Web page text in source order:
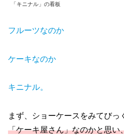
「キニナル」の看板
フルーツなのか
ケーキなのか
キニナル。
まず、ショーケースをみてびっ
「ケーキ屋さん」なのかと思い